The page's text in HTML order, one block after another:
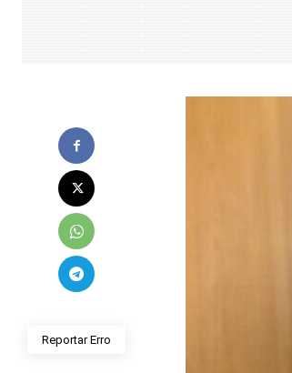
Reportar Erro